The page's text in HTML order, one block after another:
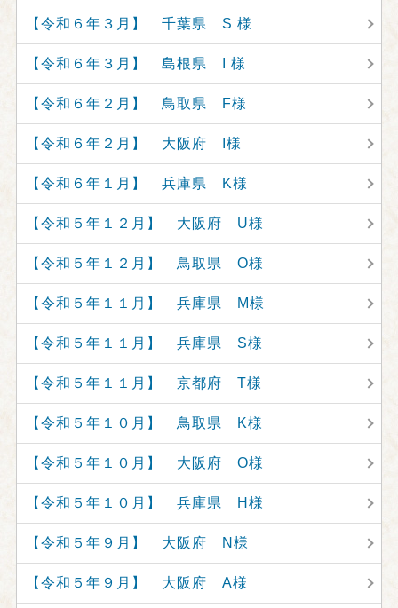
【令和６年３月】 千葉県 S 様
【令和６年３月】 島根県 I 様
【令和６年２月】 鳥取県 F様
【令和６年２月】 大阪府 I様
【令和６年１月】 兵庫県 K様
【令和５年１２月】 大阪府 U様
【令和５年１２月】 鳥取県 O様
【令和５年１１月】 兵庫県 M様
【令和５年１１月】 兵庫県 S様
【令和５年１１月】 京都府 T様
【令和５年１０月】 鳥取県 K様
【令和５年１０月】 大阪府 O様
【令和５年１０月】 兵庫県 H様
【令和５年９月】 大阪府 N様
【令和５年９月】 大阪府 A様